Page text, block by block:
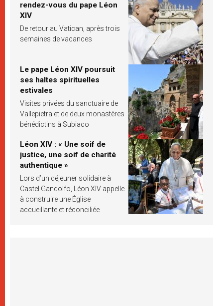
rendez-vous du pape Léon
XIV
De retour au Vatican, après trois
semaines de vacances
Le pape Léon XIV poursuit
ses haltes spirituelles
estivales
Visites privées du sanctuaire de
Vallepietra et de deux monastères
bénédictins à Subiaco
Léon XIV : « Une soif de
justice, une soif de charité
authentique »
Lors d’un déjeuner solidaire à
Castel Gandolfo, Léon XIV appelle
à construire une Église
accueillante et réconciliée